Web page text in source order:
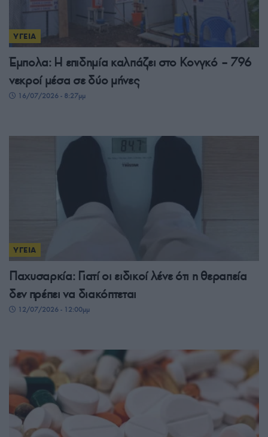
ΥΓΕΙΑ
Έμπολα: Η επιδημία καλπάζει στο Κονγκό – 796
νεκροί μέσα σε δύο μήνες
16/07/2026 - 8:27μμ
ΥΓΕΙΑ
Παχυσαρκία: Γιατί οι ειδικοί λένε ότι η θεραπεία
δεν πρέπει να διακόπτεται
12/07/2026 - 12:00μμ